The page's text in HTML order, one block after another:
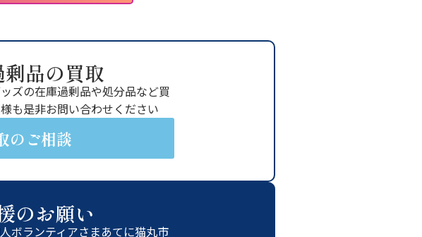
品の買取
ズの在庫過剰品や処分品など買
も是非お問い合わせください
のご相談
のお願い
ボランティアさまあてに猫丸市